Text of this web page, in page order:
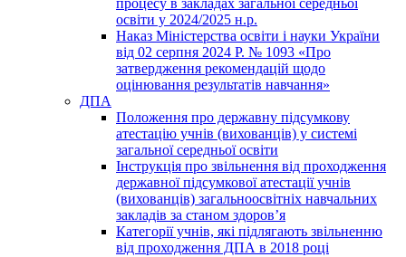
освіти у 2024/2025 н.р.
Наказ Міністерства освіти і науки України
від 02 серпня 2024 Р. № 1093 «Про
затвердження рекомендацій щодо
оцінювання результатів навчання»
ДПА
Положення про державну підсумкову
атестацію учнів (вихованців) у системі
загальної середньої освіти
Інструкція про звільнення від проходження
державної підсумкової атестації учнів
(вихованців) загальноосвітніх навчальних
закладів за станом здоров’я
Категорії учнів, які підлягають звільненню
від проходження ДПА в 2018 році